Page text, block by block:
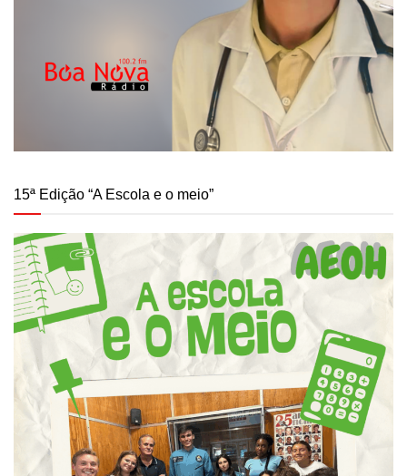
15ª Edição “A Escola e o meio”